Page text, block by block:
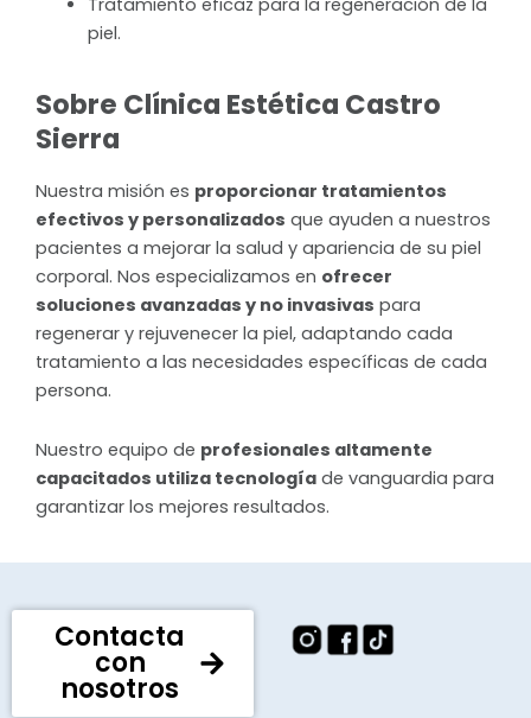
Tratamiento eficaz para la regeneración de la
piel.
Sobre Clínica Estética Castro
Sierra
Nuestra misión es proporcionar tratamientos
efectivos y personalizados que ayuden a nuestros
pacientes a mejorar la salud y apariencia de su piel
corporal. Nos especializamos en ofrecer
soluciones avanzadas y no invasivas para
regenerar y rejuvenecer la piel, adaptando cada
tratamiento a las necesidades específicas de cada
persona.
Nuestro equipo de profesionales altamente
capacitados utiliza tecnología de vanguardia para
garantizar los mejores resultados.
Contacta
con
nosotros